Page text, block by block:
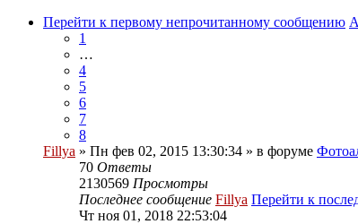
Перейти к первому непрочитанному сообщению
1
…
4
5
6
7
8
Fillya » Пн фев 02, 2015 13:30:34 » в форуме
70 Ответы
2130569 Просмотры
Последнее сообщение Fillya Перейти к
Чт ноя 01, 2018 22:53:04